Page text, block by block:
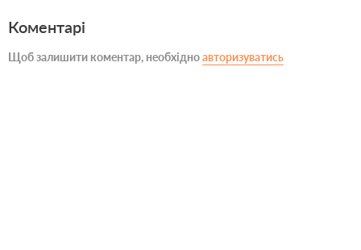
Коментарі
Щоб залишити коментар, необхідноавторизуватись